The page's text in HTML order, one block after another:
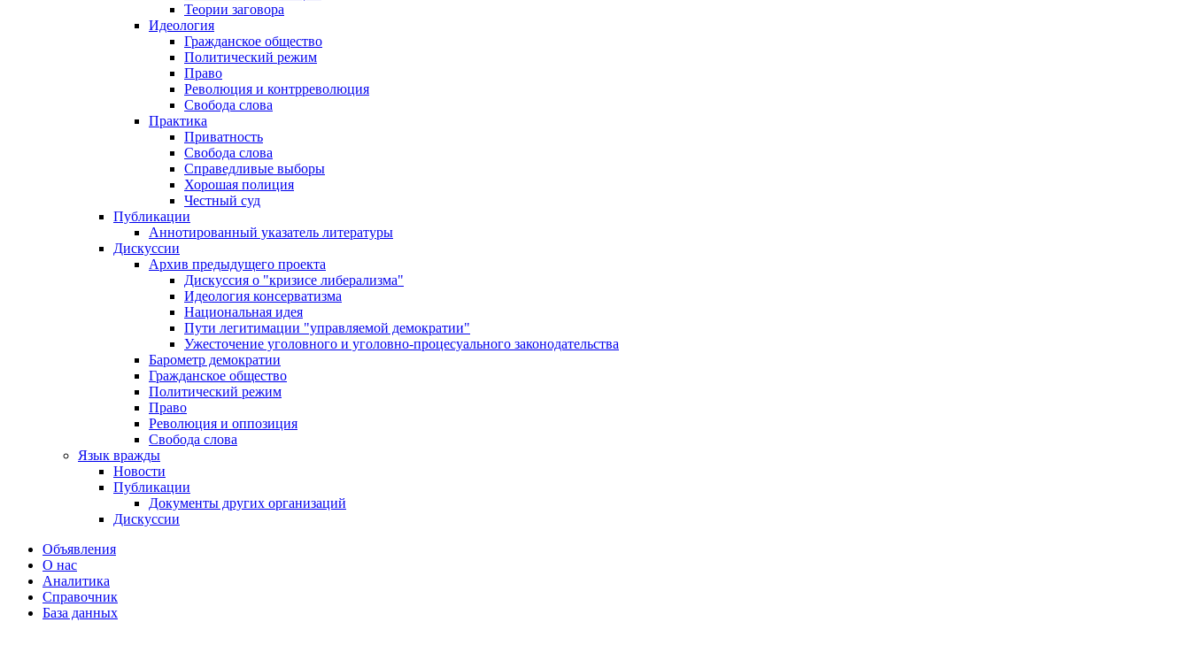
Теории заговора
Идеология
Гражданское общество
Политический режим
Право
Революция и контрреволюция
Свобода слова
Практика
Приватность
Свобода слова
Справедливые выборы
Хорошая полиция
Честный суд
Публикации
Аннотированный указатель литературы
Дискуссии
Архив предыдущего проекта
Дискуссия о "кризисе либерализма"
Идеология консерватизма
Национальная идея
Пути легитимации "управляемой демократии"
Ужесточение уголовного и уголовно-процесуального законодательства
Барометр демократии
Гражданское общество
Политический режим
Право
Революция и оппозиция
Свобода слова
Язык вражды
Новости
Публикации
Документы других организаций
Дискуссии
Объявления
О нас
Аналитика
Справочник
База данных